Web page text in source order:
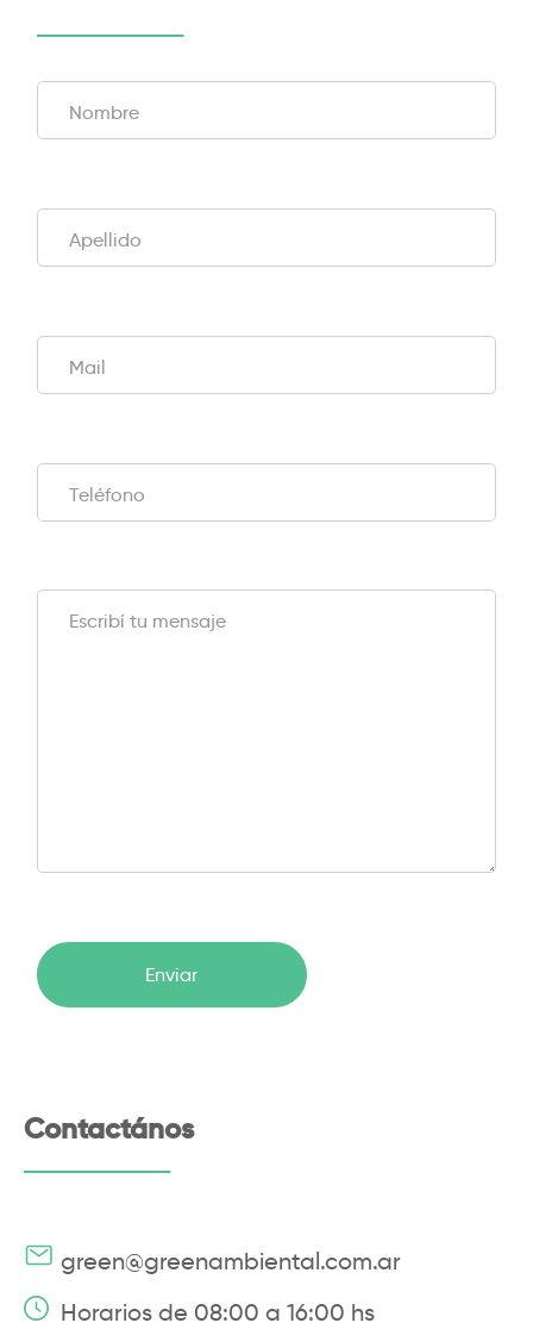
Contactános
green@greenambiental.com.ar
Horarios de 08:00 a 16:00 hs